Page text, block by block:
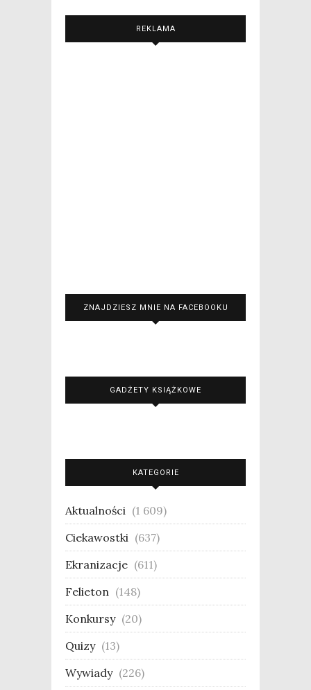
REKLAMA
ZNAJDZIESZ MNIE NA FACEBOOKU
GADŻETY KSIĄŻKOWE
KATEGORIE
Aktualności (1 609)
Ciekawostki (637)
Ekranizacje (611)
Felieton (148)
Konkursy (20)
Quizy (13)
Wywiady (226)